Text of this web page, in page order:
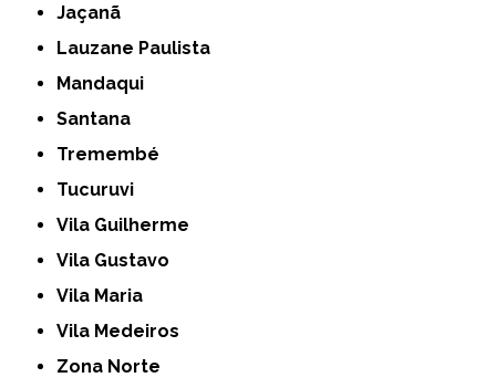
Jaçanã
Lauzane Paulista
Mandaqui
Santana
Tremembé
Tucuruvi
Vila Guilherme
Vila Gustavo
Vila Maria
Vila Medeiros
Zona Norte